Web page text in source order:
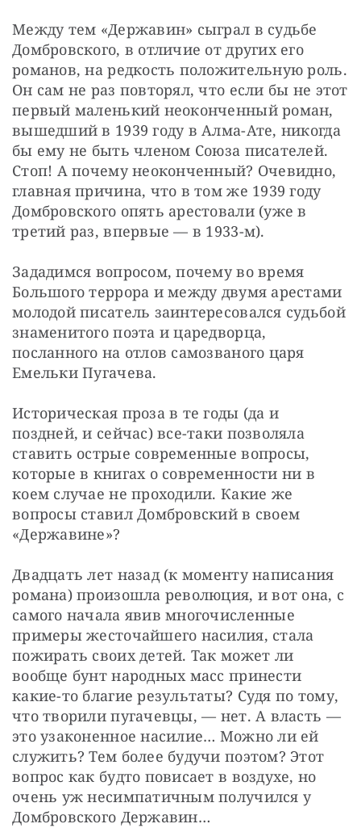
Между тем «Державин» сыграл в судьбе
Домбровского, в отличие от других его
романов, на редкость положительную роль.
Он сам не раз повторял, что если бы не этот
первый маленький неоконченный роман,
вышедший в 1939 году в Алма-Ате, никогда
бы ему не быть членом Союза писателей.
Стоп! А почему неоконченный? Очевидно,
главная причина, что в том же 1939 году
Домбровского опять арестовали (уже в
третий раз, впервые — ​в 1933-м).
Зададимся вопросом, почему во время
Большого террора и между двумя арестами
молодой писатель заинтересовался судьбой
знаменитого поэта и царедворца,
посланного на отлов самозваного царя
Емельки Пугачева.
Историческая проза в те годы (да и
поздней, и сейчас) все-таки позволяла
ставить острые современные вопросы,
которые в книгах о современности ни в
коем случае не проходили. Какие же
вопросы ставил Домбровский в своем
«Державине»?
Двадцать лет назад (к моменту написания
романа) произошла революция, и вот она, с
самого начала явив многочисленные
примеры жесточайшего насилия, стала
пожирать своих детей. Так может ли
вообще бунт народных масс принести
какие-то благие результаты? Судя по тому,
что творили пугачевцы, — нет. А власть —
это узаконенное насилие… Можно ли ей
служить? Тем более будучи поэтом? Этот
вопрос как будто повисает в воздухе, но
очень уж несимпатичным получился у
Домбровского Державин…